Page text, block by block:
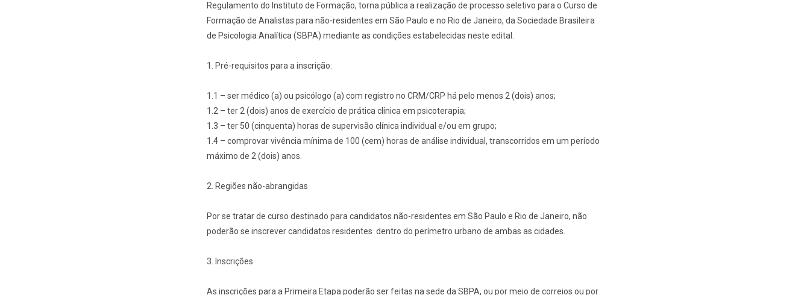
Regulamento do Instituto de Formação, torna pública a realização de processo seletivo para o Curso de
Formação de Analistas para não-residentes em São Paulo e no Rio de Janeiro, da Sociedade Brasileira
de Psicologia Analítica (SBPA) mediante as condições estabelecidas neste edital.
1. Pré-requisitos para a inscrição:
1.1 – ser médico (a) ou psicólogo (a) com registro no CRM/CRP há pelo menos 2 (dois) anos;
1.2 – ter 2 (dois) anos de exercício de prática clínica em psicoterapia;
1.3 – ter 50 (cinquenta) horas de supervisão clínica individual e/ou em grupo;
1.4 – comprovar vivência mínima de 100 (cem) horas de análise individual, transcorridos em um período
máximo de 2 (dois) anos.
2. Regiões não-abrangidas
Por se tratar de curso destinado para candidatos não-residentes em São Paulo e Rio de Janeiro, não
poderão se inscrever candidatos residentes dentro do perímetro urbano de ambas as cidades.
3. Inscrições
As inscrições para a Primeira Etapa poderão ser feitas na sede da SBPA, ou por meio de correios ou por